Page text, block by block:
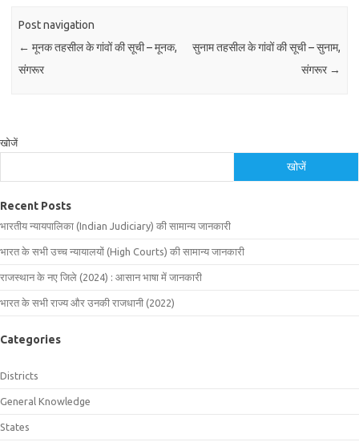
Post navigation
← मूनक तहसील के गांवों की सूची – मूनक,
संगरूर
सुनाम तहसील के गांवों की सूची – सुनाम,
संगरूर →
खोजें
खोजें
Recent Posts
भारतीय न्यायपालिका (Indian Judiciary) की सामान्य जानकारी
भारत के सभी उच्च न्यायालयों (High Courts) की सामान्य जानकारी
राजस्थान के नए जिले (2024) : आसान भाषा में जानकारी
भारत के सभी राज्य और उनकी राजधानी (2022)
Categories
Districts
General Knowledge
States